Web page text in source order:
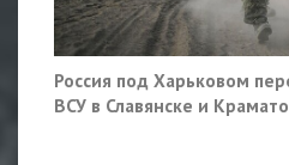
Россия под Харьковом
ВСУ в Славянске и